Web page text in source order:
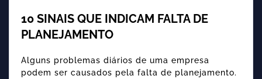
10 SINAIS QUE INDICAM FALTA DE
PLANEJAMENTO
Alguns problemas diários de uma empresa
podem ser causados pela falta de planejamento.